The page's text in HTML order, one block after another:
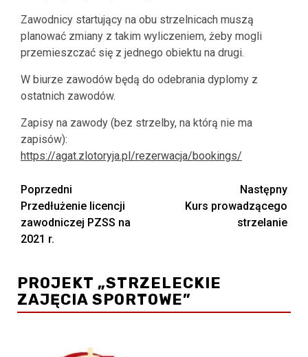
Zawodnicy startujący na obu strzelnicach muszą
planować zmiany z takim wyliczeniem, żeby mogli
przemieszczać się z jednego obiektu na drugi.
W biurze zawodów będą do odebrania dyplomy z
ostatnich zawodów.
Zapisy na zawody (bez strzelby, na którą nie ma
zapisów):
https://agat.zlotoryja.pl/rezerwacja/bookings/
Zobacz
wpisy
Poprzedni
Przedłużenie licencji
zawodniczej PZSS na
2021 r.
Następny
Kurs prowadzącego
strzelanie
PROJEKT „STRZELECKIE
ZAJĘCIA SPORTOWE”